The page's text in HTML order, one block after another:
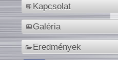
Kapcsolat
Galéria
Eredmények